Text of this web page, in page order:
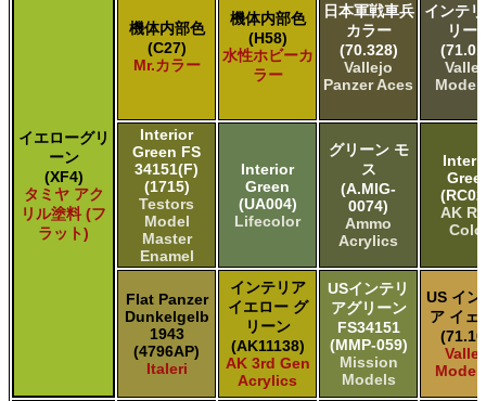
イエローグリ
ーン
(XF4)
タミヤ アク
リル塗料 (フ
ラット)
機体内部色
(C27)
Mr.カラー
機体内部色
(H58)
水性ホビーカ
ラー
日本軍戦車兵
カラー
(70.328)
Vallejo
Panzer Aces
インテ
リー
Model
Interior
Green FS
34151(F)
(1715)
Testors
Model
Master
Enamel
Interior
Green
(UA004)
Lifecolor
グリーン モ
ス
(A.MIG-
0074)
Ammo
Acrylics
AK
Flat Panzer
Dunkelgelb
1943
(4796AP)
Italeri
インテリア
イエロー グ
リーン
(AK11138)
AK 3rd Gen
Acrylics
USインテリ
アグリーン
FS34151
(MMP-059)
Mission
Models
US イン
ア イェ
Model